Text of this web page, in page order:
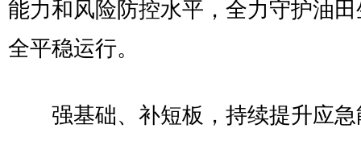
能力和风险防控水平，全力守护油
全平稳运行。
强基础、补短板，持续提升应急